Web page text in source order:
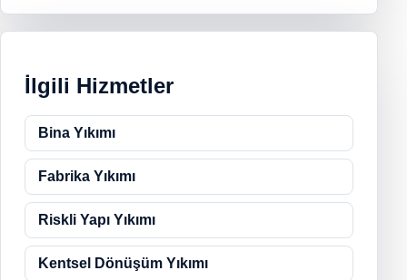
İlgili Hizmetler
Bina Yıkımı
Fabrika Yıkımı
Riskli Yapı Yıkımı
Kentsel Dönüşüm Yıkımı